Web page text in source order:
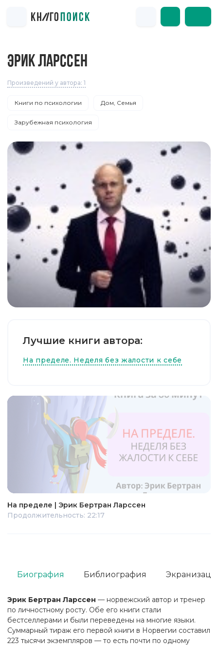
ЭРИК ЛАРССЕН
Произведений у автора: 1
Книги по психологии Дом, Семья
Зарубежная психология
Лучшие книги автора:
На пределе. Неделя без жалости к себе
На пределе | Эрик Бертран Ларссен
Продолжительность: 22:17
Эрик Бертран Ларссен — норвежский автор и тренер
по личностному росту. Обе его книги стали
бестселлерами и были переведены на многие языки.
Суммарный тираж его первой книги в Норвегии составил
223 тысячи экземпляров — то есть почти по одному
Биография Библиография